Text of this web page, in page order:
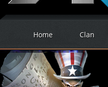
Home Clan